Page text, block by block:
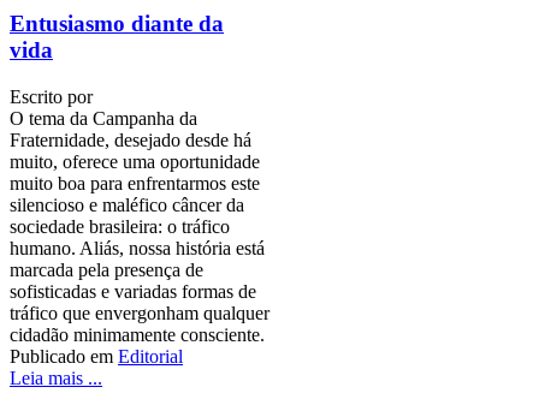
Entusiasmo diante da
vida
Escrito por
O tema da Campanha da
Fraternidade, desejado desde há
muito, oferece uma oportunidade
muito boa para enfrentarmos este
silencioso e maléfico câncer da
sociedade brasileira: o tráfico
humano. Aliás, nossa história está
marcada pela presença de
sofisticadas e variadas formas de
tráfico que envergonham qualquer
cidadão minimamente consciente.
Publicado em Editorial
Leia mais ...